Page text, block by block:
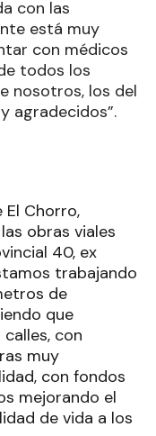
con las
está muy
con médicos
todos los
nosotros, los del
agradecidos”.
Chorro,
obras viales
40, ex
trabajando
de
que
con
muy
con fondos
mejorando el
de vida a los